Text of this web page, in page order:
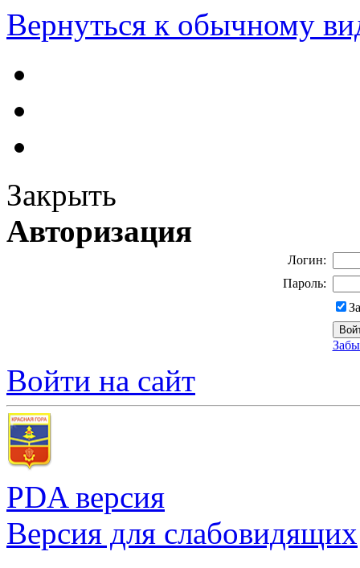
Вернуться к обычному
Закрыть
Авторизация
Логин:
Пароль:
Войти на сайт
PDA версия
Версия для слабовидящих